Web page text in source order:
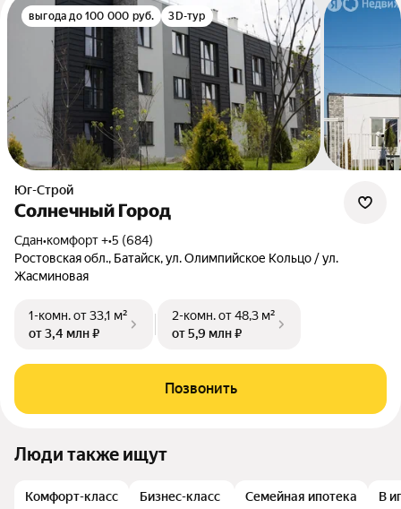
выгода до 100 000 руб. 3D-тур
Юг-Строй
Солнечный Город
Сдан•комфорт +•5 (684)
Ростовская обл., Батайск, ул. Олимпийское Кольцо / ул.
Жасминовая
1-комн.от 33,1 м²
от 3,4 млн ₽
2-комн.от 48,3 м²
от 5,9 млн ₽
Позвонить
Люди также ищут
Комфорт-класс Бизнес-класс Семейная ипотека В